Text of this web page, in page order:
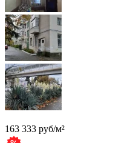
163 333 руб/м²